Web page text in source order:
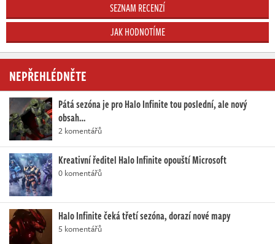
SEZNAM RECENZÍ
JAK HODNOTÍME
NEPŘEHLÉDNĚTE
Pátá sezóna je pro Halo Infinite tou poslední, ale nový
obsah…
2 komentářů
Kreativní ředitel Halo Infinite opouští Microsoft
0 komentářů
Halo Infinite čeká třetí sezóna, dorazí nové mapy
5 komentářů